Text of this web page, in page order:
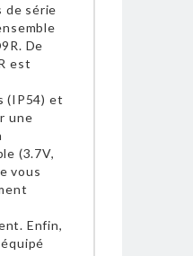
de série
De
est
(IP54) et
une
(3.7V,
vous
Enfin,